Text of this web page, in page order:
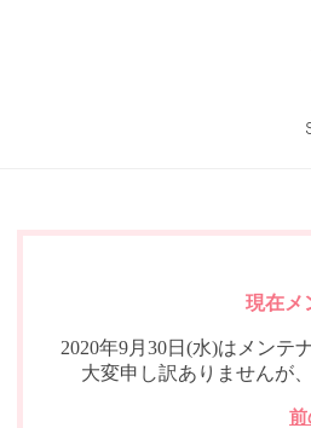
現在メ
2020年9月30日(水)はメンテ
大変申し訳ありませんが
前